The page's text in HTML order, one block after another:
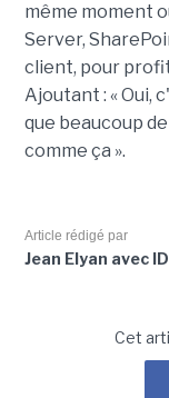
même moment
Server,
client, pour
Ajoutant : « Oui,
que beaucoup
comme ça ».
Article rédigé par
Jean Elyan avec
Cet